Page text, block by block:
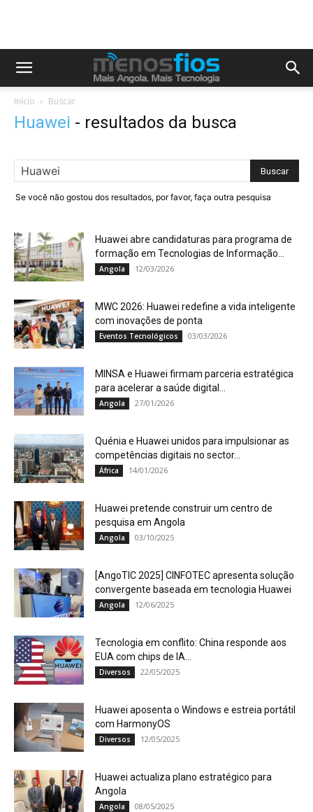
Início Buscar
Huawei - resultados da busca
Se você não gostou dos resultados, por favor, faça outra pesquisa
Huawei abre candidaturas para programa de
formação em Tecnologias de Informação...
Angola 12/03/2026
MWC 2026: Huawei redefine a vida inteligente
com inovações de ponta
Eventos Tecnológicos 03/03/2026
MINSA e Huawei firmam parceria estratégica
para acelerar a saúde digital...
Angola 27/01/2026
Quénia e Huawei unidos para impulsionar as
competências digitais no sector...
África 14/01/2026
Huawei pretende construir um centro de
pesquisa em Angola
Angola 03/10/2025
[AngoTIC 2025] CINFOTEC apresenta solução
convergente baseada em tecnologia Huawei
Angola 12/06/2025
Tecnologia em conflito: China responde aos
EUA com chips de IA...
Diversos 22/05/2025
Huawei aposenta o Windows e estreia portátil
com HarmonyOS
Diversos 12/05/2025
Huawei actualiza plano estratégico para
Angola
Angola 08/05/2025